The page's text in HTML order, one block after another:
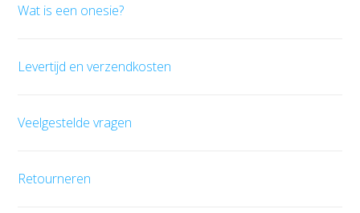
Wat is een onesie?
Levertijd en verzendkosten
Veelgestelde vragen
Retourneren